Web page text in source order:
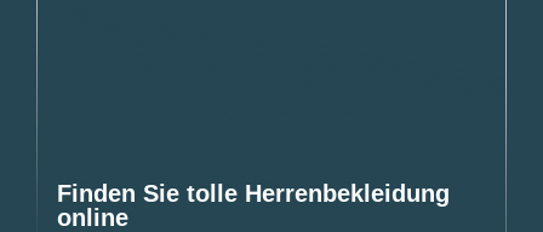
Finden Sie tolle Herrenbekleidung
online